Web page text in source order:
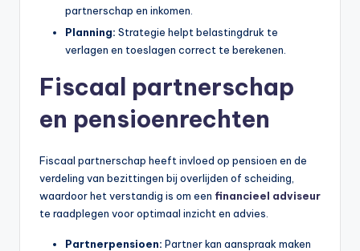
partnerschap en inkomen.
Planning: Strategie helpt belastingdruk te
verlagen en toeslagen correct te berekenen.
Fiscaal partnerschap
en pensioenrechten
Fiscaal partnerschap heeft invloed op pensioen en de
verdeling van bezittingen bij overlijden of scheiding,
waardoor het verstandig is om een financieel adviseur
te raadplegen voor optimaal inzicht en advies.
Partnerpensioen: Partner kan aanspraak maken